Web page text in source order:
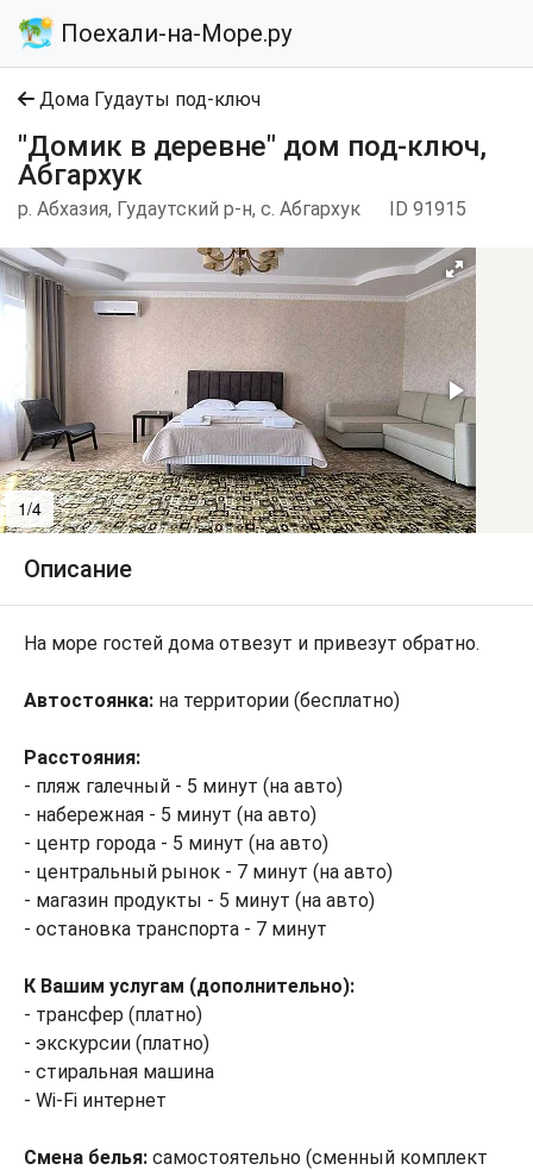
Поехали-на-Море.ру
Дома Гудауты под-ключ
"Домик в деревне" дом под-ключ,
Абгархук
р. Абхазия, Гудаутский р-н, с. Абгархук ID 91915
1/4
Описание
На море гостей дома отвезут и привезут обратно.
Автостоянка: на территории (бесплатно)
Расстояния:
- пляж галечный - 5 минут (на авто)
- набережная - 5 минут (на авто)
- центр города - 5 минут (на авто)
- центральный рынок - 7 минут (на авто)
- магазин продукты - 5 минут (на авто)
- остановка транспорта - 7 минут
К Вашим услугам (дополнительно):
- трансфер (платно)
- экскурсии (платно)
- стиральная машина
- Wi-Fi интернет
Смена белья: самостоятельно (сменный комплект